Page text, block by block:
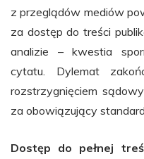
z przeglądów mediów
za dostęp do treści
analizie – kwestia
cytatu. Dylemat
rozstrzygnięciem
za obowiązujący
Dostęp do pełnej